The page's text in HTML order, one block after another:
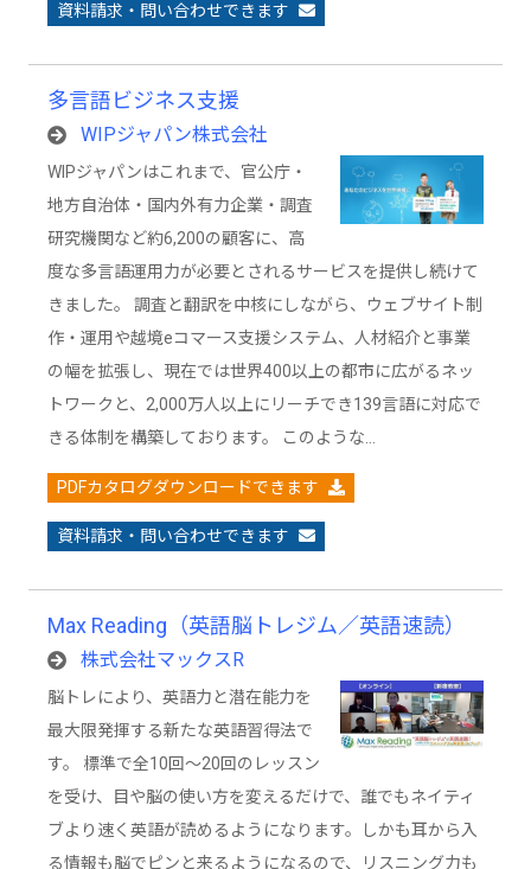
資料請求・問い合わせできます
多言語ビジネス支援
WIPジャパン株式会社
WIPジャパンはこれまで、官公庁・
地方自治体・国内外有力企業・調査
研究機関など約6,200の顧客に、高
度な多言語運用力が必要とされるサービスを提供し続けて
きました。 調査と翻訳を中核にしながら、ウェブサイト制
作・運用や越境eコマース支援システム、人材紹介と事業
の幅を拡張し、現在では世界400以上の都市に広がるネッ
トワークと、2,000万人以上にリーチでき139言語に対応で
きる体制を構築しております。 このような…
PDFカタログダウンロードできます
資料請求・問い合わせできます
Max Reading（英語脳トレジム／英語速読）
株式会社マックスR
脳トレにより、英語力と潜在能力を
最大限発揮する新たな英語習得法で
す。 標準で全10回～20回のレッスン
を受け、目や脳の使い方を変えるだけで、誰でもネイティ
ブより速く英語が読めるようになります。しかも耳から入
る情報も脳でピンと来るようになるので、リスニング力も